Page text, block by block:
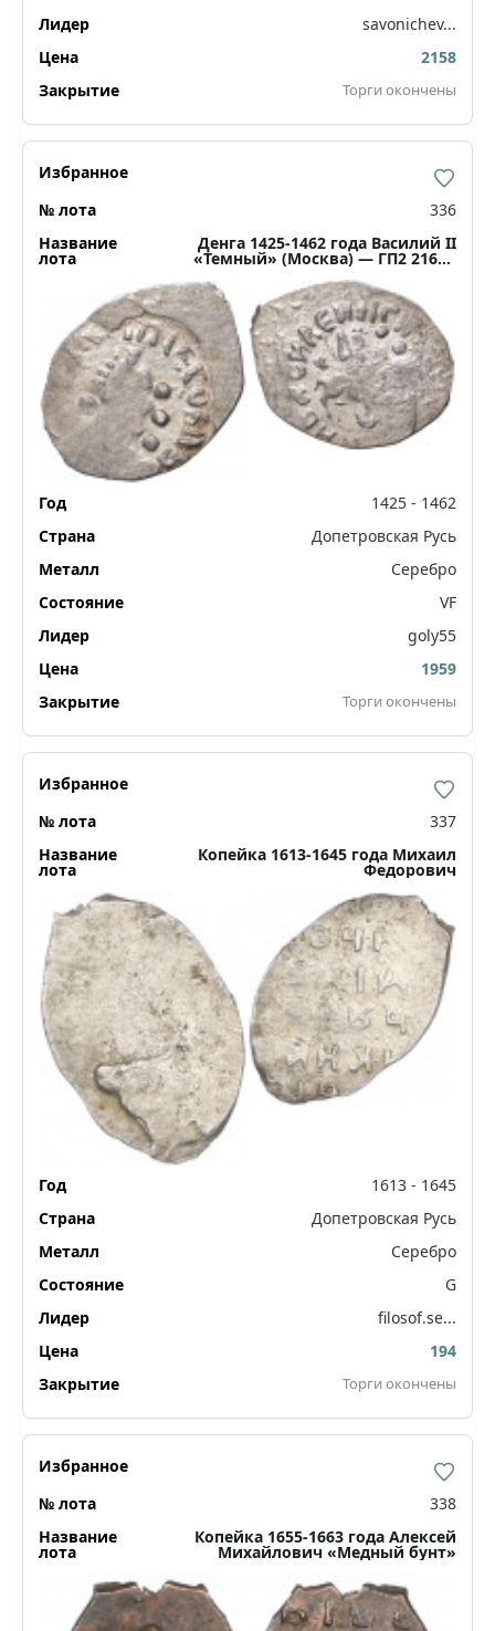
savonichev...
2158
Торги окончены
336
Денга 1425-1462 года Василий II
«Темный» (Москва) — ГП2 2160С
1425 - 1462
Допетровская Русь
Серебро
VF
goly55
1959
Торги окончены
337
Копейка 1613-1645 года Михаил
Федорович
1613 - 1645
Допетровская Русь
Серебро
G
filosof.se...
194
Торги окончены
338
Копейка 1655-1663 года Алексей
Михайлович «Медный бунт»